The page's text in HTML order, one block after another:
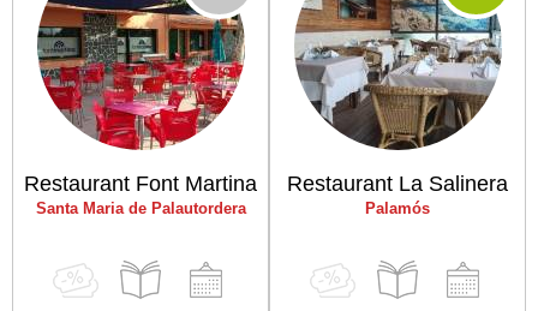
Restaurant Font Martina
Santa Maria de Palautordera
Restaurant La Salinera
Palamós